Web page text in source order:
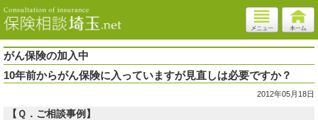
がん保険の加入中
10年前からがん保険に入っていますが見直しは必要ですか？
2012年05月18日
【Ｑ．ご相談事例】